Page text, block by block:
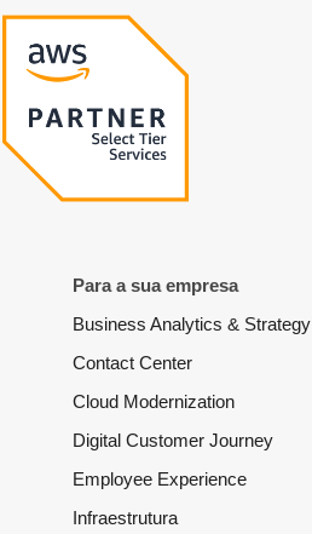
Para a sua empresa
Business Analytics & Strategy
Contact Center
Cloud Modernization
Digital Customer Journey
Employee Experience
Infraestrutura